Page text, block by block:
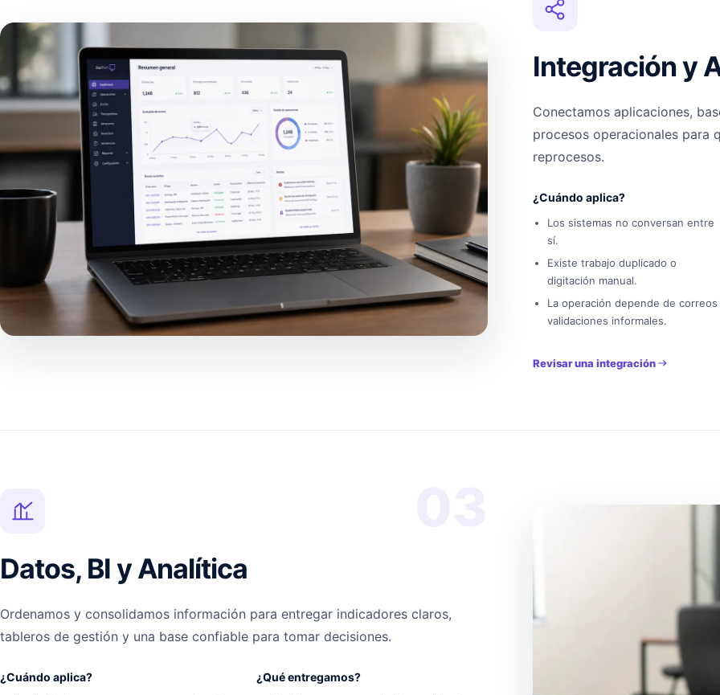
Integración y
Conectamos aplicaciones,
procesos operacionales para
reprocesos.
¿Cuándo aplica?
Los sistemas no conversan entre
sí.
Existe trabajo duplicado o
digitación manual.
La operación depende de correos
validaciones informales.
Revisar una integración
Datos, BI y Analítica
Ordenamos y consolidamos información para entregar indicadores claros,
tableros de gestión y una base confiable para tomar decisiones.
¿Cuándo aplica? ¿Qué entregamos?